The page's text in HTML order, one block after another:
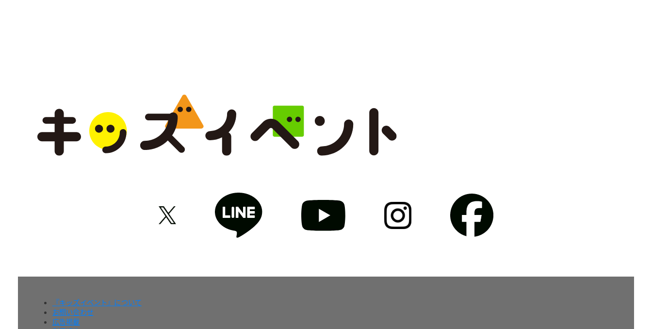
『キッズイベント』について
お問い合わせ
広告掲載